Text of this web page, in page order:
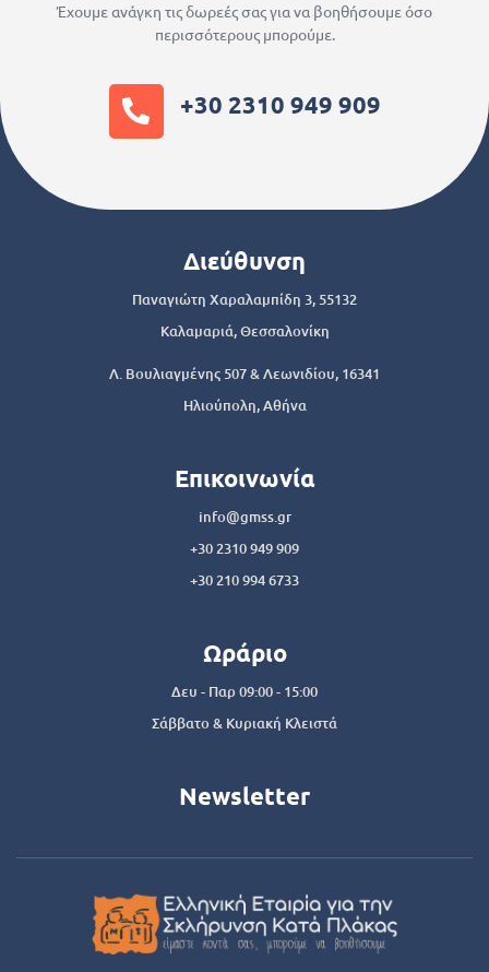
Έχουμε ανάγκη τις δωρεές σας για να βοηθήσουμε όσο
περισσότερους μπορούμε.
+30 2310 949 909
Διεύθυνση
Παναγιώτη Χαραλαμπίδη 3, 55132
Καλαμαριά, Θεσσαλονίκη
Λ. Βουλιαγμένης 507 & Λεωνιδίου, 16341
Ηλιούπολη, Αθήνα
Επικοινωνία
info@gmss.gr
+30 2310 949 909
+30 210 994 6733
Ωράριο
Δευ - Παρ 09:00 - 15:00
Σάββατο & Κυριακή Κλειστά
Newsletter